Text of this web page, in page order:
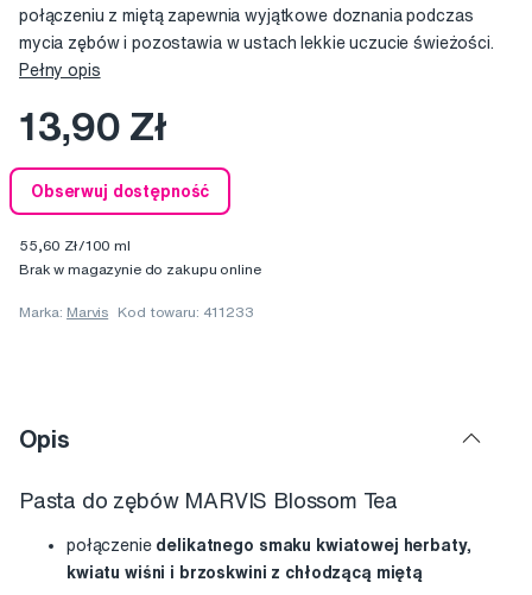
połączeniu z miętą zapewnia wyjątkowe doznania podczas
mycia zębów i pozostawia w ustach lekkie uczucie świeżości.
Pełny opis
13,90 Zł
Obserwuj dostępność
55,60 Zł/100 ml
Brak w magazynie do zakupu online
Marka: Marvis Kod towaru: 411233
Opis
Pasta do zębów MARVIS Blossom Tea
połączenie delikatnego smaku kwiatowej herbaty,
kwiatu wiśni i brzoskwini z chłodzącą miętą